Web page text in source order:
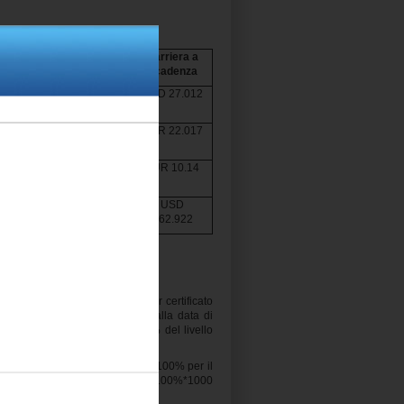
Barriera a
Scadenza
27.012
USD
USD 27.012
EUR 22.017
EUR 10.14
USD
362.922
pari al 19% (190.00 EUR per certificato
per certificato detenuto). Se alla data di
il Maxi Coupon e pari al 60% del livello
cedola.
del Livello di Autocall (pari al 100% per il
un ammontare pari a 100%*1000